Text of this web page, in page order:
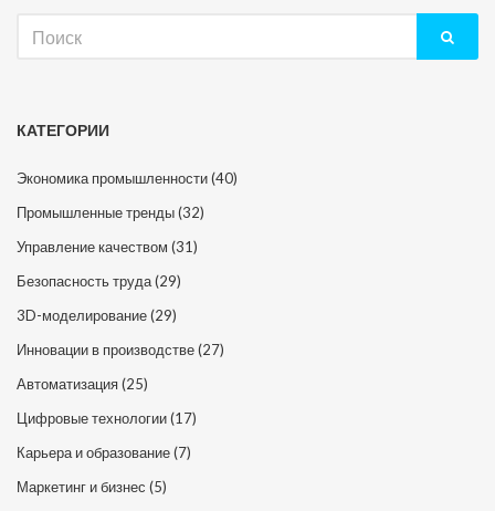
КАТЕГОРИИ
Экономика промышленности(40)
Промышленные тренды(32)
Управление качеством (31)
Безопасность труда(29)
3D-моделирование(29)
Инновации в производстве(27)
Автоматизация(25)
Цифровые технологии(17)
Карьера и образование(7)
Маркетинг и бизнес (5)